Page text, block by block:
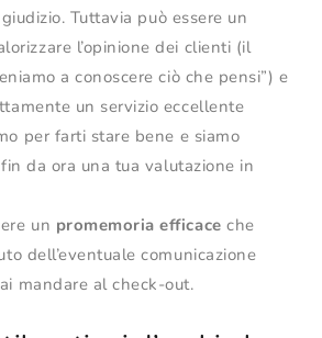
Tuttavia può essere un
l’opinione dei clienti (il
a conoscere ciò che pensi”) e
un servizio eccellente
per farti stare bene e siamo
da ora una tua valutazione in
un promemoria efficace che
dell’eventuale comunicazione
mandare al check-out.